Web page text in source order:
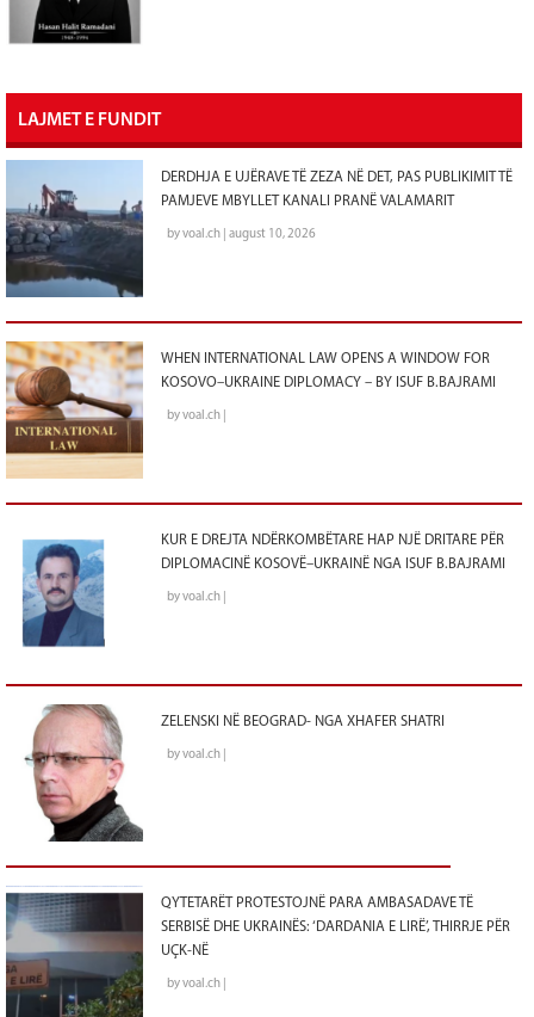
LAJMET E FUNDIT
DERDHJA E UJËRAVE TË ZEZA NË DET, PAS PUBLIKIMIT TË
PAMJEVE MBYLLET KANALI PRANË VALAMARIT
by voal.ch | august 10, 2026
WHEN INTERNATIONAL LAW OPENS A WINDOW FOR
KOSOVO–UKRAINE DIPLOMACY – BY ISUF B.BAJRAMI
by voal.ch |
KUR E DREJTA NDËRKOMBËTARE HAP NJË DRITARE PËR
DIPLOMACINË KOSOVË–UKRAINË NGA ISUF B.BAJRAMI
by voal.ch |
ZELENSKI NË BEOGRAD- NGA XHAFER SHATRI
by voal.ch |
QYTETARËT PROTESTOJNË PARA AMBASADAVE TË
SERBISË DHE UKRAINËS: ‘DARDANIA E LIRË’, THIRRJE PËR
UÇK-NË
by voal.ch |